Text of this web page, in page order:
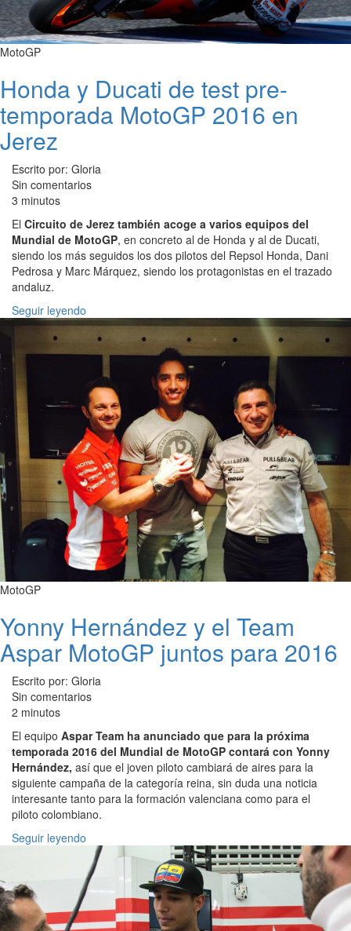
MotoGP
Honda y Ducati de test pre-
temporada MotoGP 2016 en
Jerez
Escrito por: Gloria
Sin comentarios
3 minutos
El Circuito de Jerez también acoge a varios equipos del
Mundial de MotoGP, en concreto al de Honda y al de Ducati,
siendo los más seguidos los dos pilotos del Repsol Honda, Dani
Pedrosa y Marc Márquez, siendo los protagonistas en el trazado
andaluz.
Seguir leyendo
MotoGP
Yonny Hernández y el Team
Aspar MotoGP juntos para 2016
Escrito por: Gloria
Sin comentarios
2 minutos
El equipo Aspar Team ha anunciado que para la próxima
temporada 2016 del Mundial de MotoGP contará con Yonny
Hernández, así que el joven piloto cambiará de aires para la
siguiente campaña de la categoría reina, sin duda una noticia
interesante tanto para la formación valenciana como para el
piloto colombiano.
Seguir leyendo